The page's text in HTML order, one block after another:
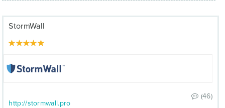
StormWall
(46)
http://stormwall.pro